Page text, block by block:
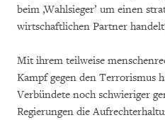
beim ‚Wahlsieger’ um einen
wirtschaftlichen Partner
Mit ihrem teilweise
Kampf gegen den Terrorismus
Verbündete noch schwieriger
Regierungen die